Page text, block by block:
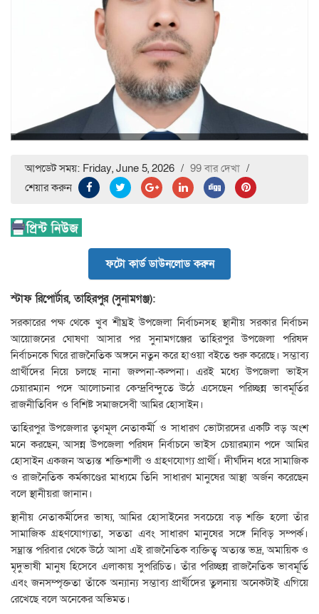
আপডেট সময়: Friday, June 5, 2026 / 99 বার দেখা /
শেয়ার করুন
ফটো কার্ড ডাউনলোড করুন
স্টাফ রিপোর্টার, তাহিরপুর (সুনামগঞ্জ):
সরকারের পক্ষ থেকে খুব শীঘ্রই উপজেলা নির্বাচনসহ স্থানীয় সরকার নির্বাচন
আয়োজনের ঘোষণা আসার পর সুনামগঞ্জের তাহিরপুর উপজেলা পরিষদ
নির্বাচনকে ঘিরে রাজনৈতিক অঙ্গনে নতুন করে হাওয়া বইতে শুরু করেছে। সম্ভাব্য
প্রার্থীদের নিয়ে চলছে নানা জল্পনা-কল্পনা। এরই মধ্যে উপজেলা ভাইস
চেয়ারম্যান পদে আলোচনার কেন্দ্রবিন্দুতে উঠে এসেছেন পরিচ্ছন্ন ভাবমূর্তির
রাজনীতিবিদ ও বিশিষ্ট সমাজসেবী আমির হোসাইন।
তাহিরপুর উপজেলার তৃণমূল নেতাকর্মী ও সাধারণ ভোটারদের একটি বড় অংশ
মনে করছেন, আসন্ন উপজেলা পরিষদ নির্বাচনে ভাইস চেয়ারম্যান পদে আমির
হোসাইন একজন অত্যন্ত শক্তিশালী ও গ্রহণযোগ্য প্রার্থী। দীর্ঘদিন ধরে সামাজিক
ও রাজনৈতিক কর্মকাণ্ডের মাধ্যমে তিনি সাধারণ মানুষের আস্থা অর্জন করেছেন
বলে স্থানীয়রা জানান।
স্থানীয় নেতাকর্মীদের ভাষ্য, আমির হোসাইনের সবচেয়ে বড় শক্তি হলো তাঁর
সামাজিক গ্রহণযোগ্যতা, সততা এবং সাধারণ মানুষের সঙ্গে নিবিড় সম্পর্ক।
সম্ভ্রান্ত পরিবার থেকে উঠে আসা এই রাজনৈতিক ব্যক্তিত্ব অত্যন্ত ভদ্র, অমায়িক ও
মৃদুভাষী মানুষ হিসেবে এলাকায় সুপরিচিত। তাঁর পরিচ্ছন্ন রাজনৈতিক ভাবমূর্তি
এবং জনসম্পৃক্ততা তাঁকে অন্যান্য সম্ভাব্য প্রার্থীদের তুলনায় অনেকটাই এগিয়ে
রেখেছে বলে অনেকের অভিমত।